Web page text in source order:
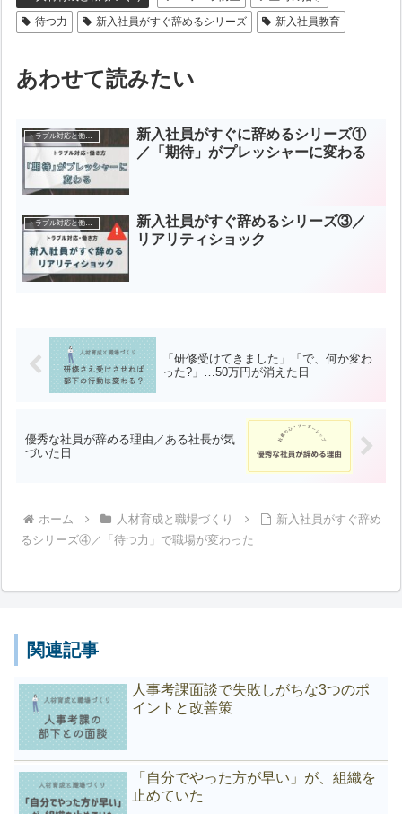
待つ力
新入社員がすぐ辞めるシリーズ 新入社員教育
あわせて読みたい
トラブル対応と働き方の知恵
新入社員がすぐに辞めるシリーズ①
／「期待」がプレッシャーに変わる
トラブル対応と働き方の知恵
新入社員がすぐ辞めるシリーズ③／
リアリティショック
「研修受けてきました」「で、何か変わ
った?」…50万円が消えた日
優秀な社員が辞める理由／ある社長が気
づいた日
ホーム 人材育成と職場づくり
新入社員がすぐ辞め
るシリーズ④／「待つ力」で職場が変わった
関連記事
人事考課面談で失敗しがちな3つのポ
イントと改善策
「自分でやった方が早い」が、組織を
止めていた